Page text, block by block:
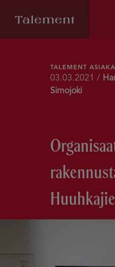
TALEMENT
03.03.2021 /
Simojoki